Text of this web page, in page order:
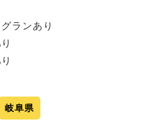
ランあり
岐阜県